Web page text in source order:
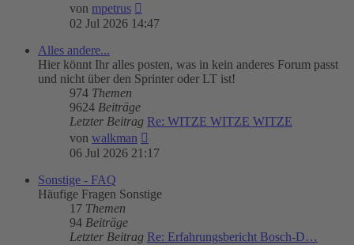
von mpetrus
Beitrag
02 Jul 2026 14:47
Alles andere...
Hier könnt Ihr alles posten, was in kein anderes Forum passt
und nicht über den Sprinter oder LT ist!
974 Themen
9624 Beiträge
Letzter Beitrag Re: WITZE WITZE WITZE
von walkman
Beitrag
06 Jul 2026 21:17
Sonstige - FAQ
Häufige Fragen Sonstige
17 Themen
94 Beiträge
Letzter Beitrag Re: Erfahrungsbericht Bosch-D…